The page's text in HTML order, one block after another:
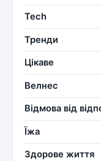
Tech
Тренди
Цікаве
Велнес
Відмова від
Їжа
Здорове життя